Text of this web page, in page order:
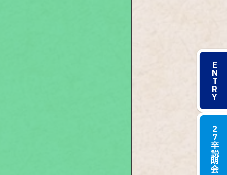
ENTRY
27卒説明会